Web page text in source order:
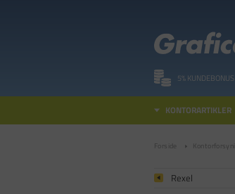
5% KUNDEBONUS
KONTORARTIKLER
Forside
Rexel